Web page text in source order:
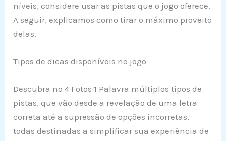
níveis, considere usar as pistas que o jogo oferece.
A seguir, explicamos como tirar o máximo proveito
delas.
Tipos de dicas disponíveis no jogo
Descubra no 4 Fotos 1 Palavra múltiplos tipos de
pistas, que vão desde a revelação de uma letra
correta até a supressão de opções incorretas,
todas destinadas a simplificar sua experiência de